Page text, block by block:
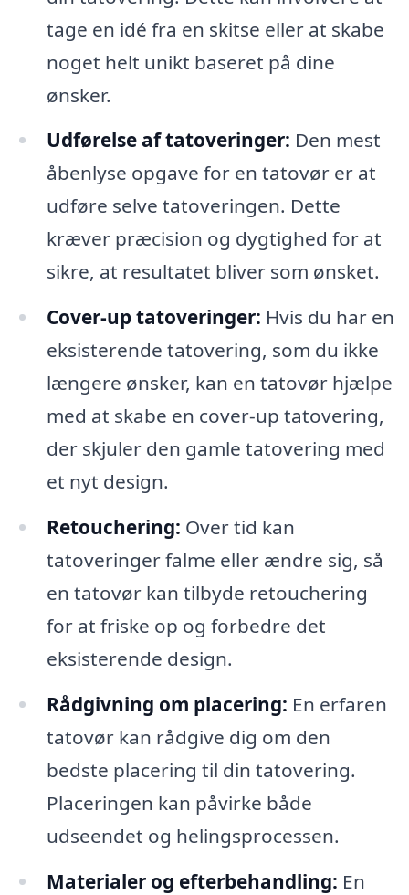
tage en idé fra en skitse eller at skabe
noget helt unikt baseret på dine
ønsker.
Udførelse af tatoveringer: Den mest
åbenlyse opgave for en tatovør er at
udføre selve tatoveringen. Dette
kræver præcision og dygtighed for at
sikre, at resultatet bliver som ønsket.
Cover-up tatoveringer: Hvis du har en
eksisterende tatovering, som du ikke
længere ønsker, kan en tatovør hjælpe
med at skabe en cover-up tatovering,
der skjuler den gamle tatovering med
et nyt design.
Retouchering: Over tid kan
tatoveringer falme eller ændre sig, så
en tatovør kan tilbyde retouchering
for at friske op og forbedre det
eksisterende design.
Rådgivning om placering: En erfaren
tatovør kan rådgive dig om den
bedste placering til din tatovering.
Placeringen kan påvirke både
udseendet og helingsprocessen.
Materialer og efterbehandling: En